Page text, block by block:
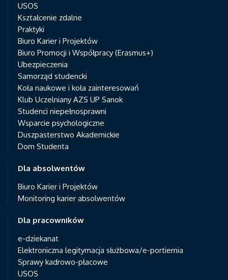
USOS
Kształcenie zdalne
Praktyki
Biuro Karier i Projektów
Biuro Promocji i Współpracy (Erasmus+)
Ubezpieczenia
Samorząd studencki
Koła naukowe i koła zainteresowań
Klub Uczelniany AZS UP Sanok
Studenci niepełnosprawni
Wsparcie psychologiczne
Duszpasterstwo Akademickie
Dom Studenta
Dla absolwentów
Biuro Karier i Projektów
Monitoring karier absolwentów
Dla pracowników
e-dziekanat
Elektroniczna legitymacja służbowa/e-portiernia
Sprawy kadrowo-płacowe
USOS